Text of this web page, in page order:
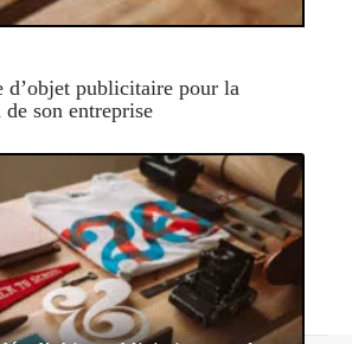
d’objet publicitaire pour la
son entreprise